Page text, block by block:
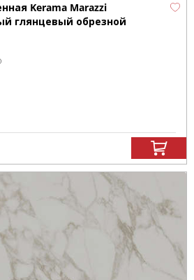
Kerama Marazzi
глянцевый обрезной